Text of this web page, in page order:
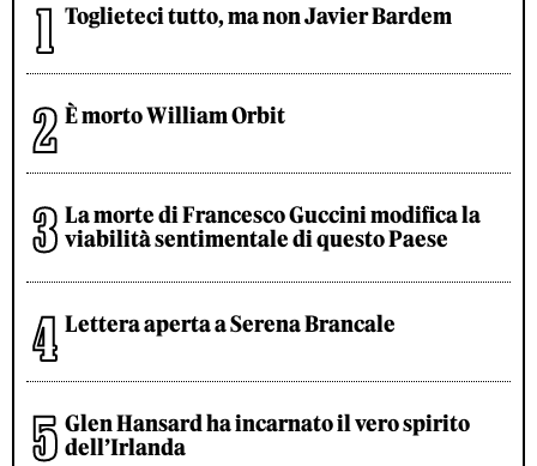
Toglieteci tutto, ma non Javier Bardem
È morto William Orbit
La morte di Francesco Guccini modifica la
viabilità sentimentale di questo Paese
Lettera aperta a Serena Brancale
Glen Hansard ha incarnato il vero spirito
dell’Irlanda